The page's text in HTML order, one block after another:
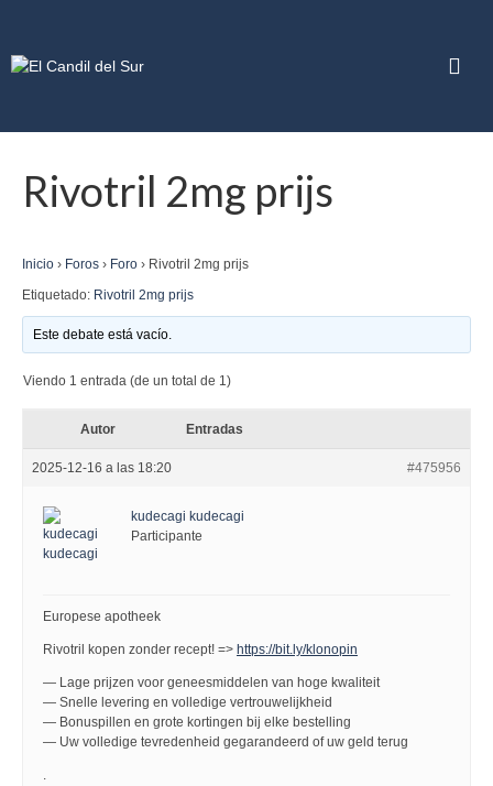
Rivotril 2mg prijs
Inicio › Foros › Foro › Rivotril 2mg prijs
Etiquetado: Rivotril 2mg prijs
Este debate está vacío.
Viendo 1 entrada (de un total de 1)
Autor Entradas
2025-12-16 a las 18:20 #475956
kudecagi kudecagi
Participante
Europese apotheek
Rivotril kopen zonder recept! => https://bit.ly/klonopin
— Lage prijzen voor geneesmiddelen van hoge kwaliteit
— Snelle levering en volledige vertrouwelijkheid
— Bonuspillen en grote kortingen bij elke bestelling
— Uw volledige tevredenheid gegarandeerd of uw geld terug
.